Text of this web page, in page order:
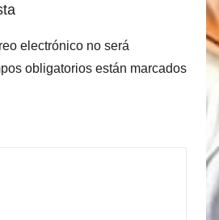
electrónico no será
obligatorios están marcados